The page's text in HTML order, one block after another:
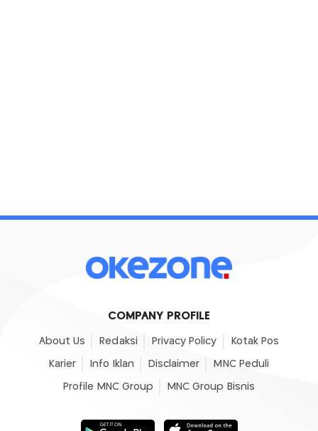
COMPANY PROFILE
About Us Redaksi Privacy Policy Kotak Pos
Karier Info Iklan Disclaimer MNC Peduli
Profile MNC Group MNC Group Bisnis